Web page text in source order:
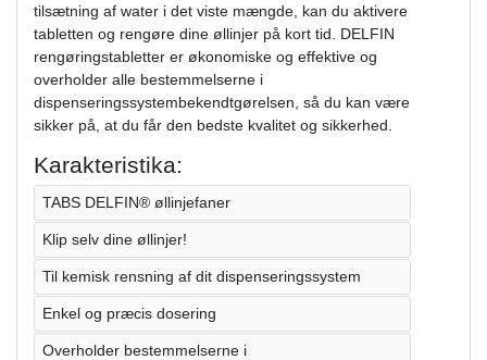
tilsætning af water i det viste mængde, kan du aktivere
tabletten og rengøre dine øllinjer på kort tid. DELFIN
rengøringstabletter er økonomiske og effektive og
overholder alle bestemmelserne i
dispenseringssystembekendtgørelsen, så du kan være
sikker på, at du får den bedste kvalitet og sikkerhed.
Karakteristika:
TABS DELFIN® øllinjefaner
Klip selv dine øllinjer!
Til kemisk rensning af dit dispenseringssystem
Enkel og præcis dosering
Overholder bestemmelserne i